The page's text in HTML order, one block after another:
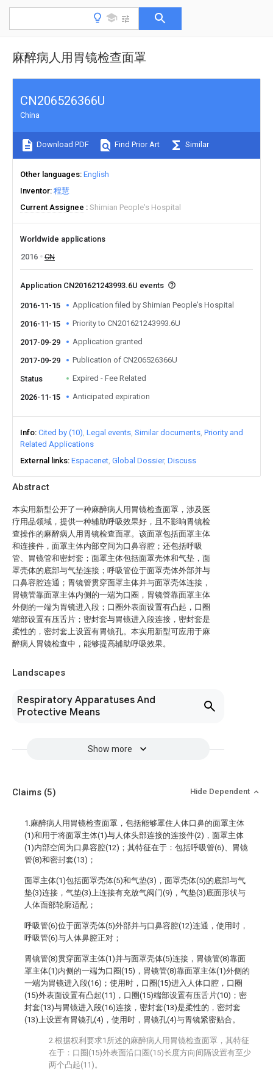
麻醉病人用胃镜检查面罩
Abstract
本实用新型公开了一种麻醉病人用胃镜检查面罩，涉及医
疗用品领域，提供一种辅助呼吸效果好，且不影响胃镜检
查操作的麻醉病人用胃镜检查面罩。该面罩包括面罩主体
和连接件，面罩主体内部空间为口鼻容腔；还包括呼吸
管、胃镜管和密封套；面罩主体包括面罩壳体和气垫，面
罩壳体的底部与气垫连接；呼吸管位于面罩壳体外部并与
口鼻容腔连通；胃镜管贯穿面罩主体并与面罩壳体连接，
胃镜管靠面罩主体内侧的一端为口圈，胃镜管靠面罩主体
外侧的一端为胃镜进入段；口圈外表面设置有凸起，口圈
端部设置有压舌片；密封套与胃镜进入段连接，密封套是
柔性的，密封套上设置有胃镜孔。本实用新型可应用于麻
醉病人胃镜检查中，能够提高辅助呼吸效果。
Landscapes
Respiratory Apparatuses And
Protective Means
Show more
CN206526366U
China
Download PDF Find Prior Art Similar
Other languages English
Inventor 程慧
Current Assignee
Shimian People's Hospital
Worldwide applications
2016
CN
Application CN201621243993.6U events
2016-11-15 Application filed by Shimian People's Hospital
2016-11-15 Priority to CN201621243993.6U
2017-09-29 Application granted
2017-09-29 Publication of CN206526366U
Status Expired - Fee Related
2026-11-15 Anticipated expiration
Info Cited by (10) Legal events Similar documents Priority and
Related Applications
External links Espacenet Global Dossier Discuss
Claims (5) Hide Dependent
1.麻醉病人用胃镜检查面罩，包括能够罩住人体口鼻的面罩主体
(1)和用于将面罩主体(1)与人体头部连接的连接件(2)，面罩主体
(1)内部空间为口鼻容腔(12)；其特征在于：包括呼吸管(6)、胃镜
管(8)和密封套(13)；
面罩主体(1)包括面罩壳体(5)和气垫(3)，面罩壳体(5)的底部与气
垫(3)连接，气垫(3)上连接有充放气阀门(9)，气垫(3)底面形状与
人体面部轮廓适配；
呼吸管(6)位于面罩壳体(5)外部并与口鼻容腔(12)连通，使用时，
呼吸管(6)与人体鼻腔正对；
胃镜管(8)贯穿面罩主体(1)并与面罩壳体(5)连接，胃镜管(8)靠面
罩主体(1)内侧的一端为口圈(15)，胃镜管(8)靠面罩主体(1)外侧的
一端为胃镜进入段(16)；使用时，口圈(15)进入人体口腔，口圈
(15)外表面设置有凸起(11)，口圈(15)端部设置有压舌片(10)；密
封套(13)与胃镜进入段(16)连接，密封套(13)是柔性的，密封套
(13)上设置有胃镜孔(4)，使用时，胃镜孔(4)与胃镜紧密贴合。
2.根据权利要求1所述的麻醉病人用胃镜检查面罩，其特征
在于：口圈(15)外表面沿口圈(15)长度方向间隔设置有至少
两个凸起(11)。